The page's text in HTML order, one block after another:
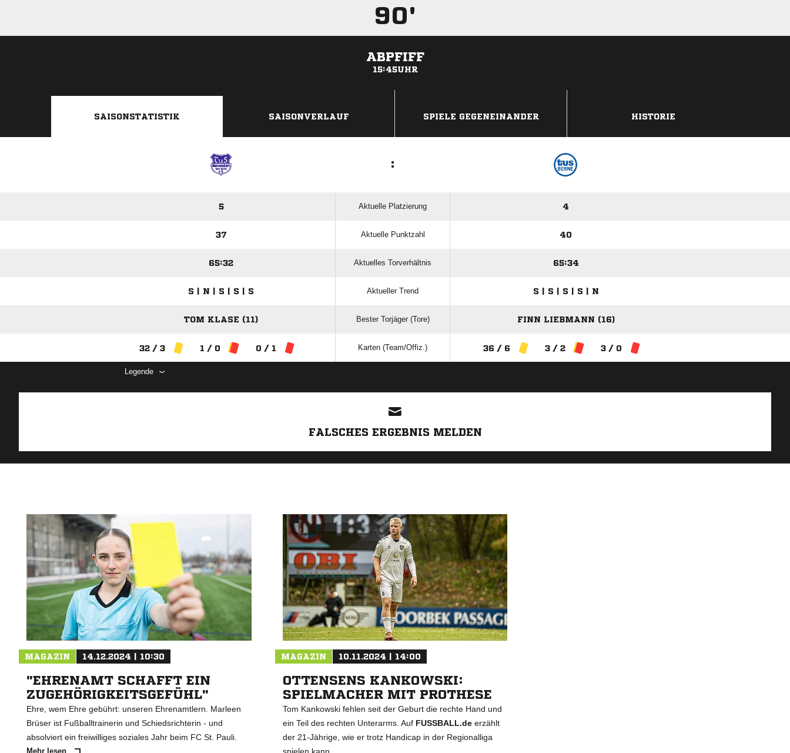
90'
ABPFIFF
15:45UHR
SAISONSTATISTIK SAISONVERLAUF SPIELE GEGENEINANDER HISTORIE
:
5 Aktuelle Platzierung 4
37 Aktuelle Punktzahl 40
65:32 Aktuelles Torverhältnis 65:34
S | N | S | S | S Aktueller Trend S | S | S | S | N
TOM KLASE (11) Bester Torjäger (Tore) FINN LIEBMANN (16)
32 / 3 1 / 0 0 / 1 Karten (Team/Offiz.) 36 / 6 3 / 2 3 / 0
Legende
FALSCHES ERGEBNIS MELDEN
MAGAZIN 14.12.2024 | 10:30
"EHRENAMT SCHAFFT EIN
ZUGEHÖRIGKEITSGEFÜHL"
Ehre, wem Ehre gebührt: unseren Ehrenamtlern. Marleen
Brüser ist Fußballtrainerin und Schiedsrichterin - und
absolviert ein freiwilliges soziales Jahr beim FC St. Pauli.
Mehr lesen
MAGAZIN 10.11.2024 | 14:00
OTTENSENS KANKOWSKI:
SPIELMACHER MIT PROTHESE
Tom Kankowski fehlen seit der Geburt die rechte Hand und
ein Teil des rechten Unterarms. Auf FUSSBALL.deerzählt
der 21-Jährige, wie er trotz Handicap in der Regionalliga